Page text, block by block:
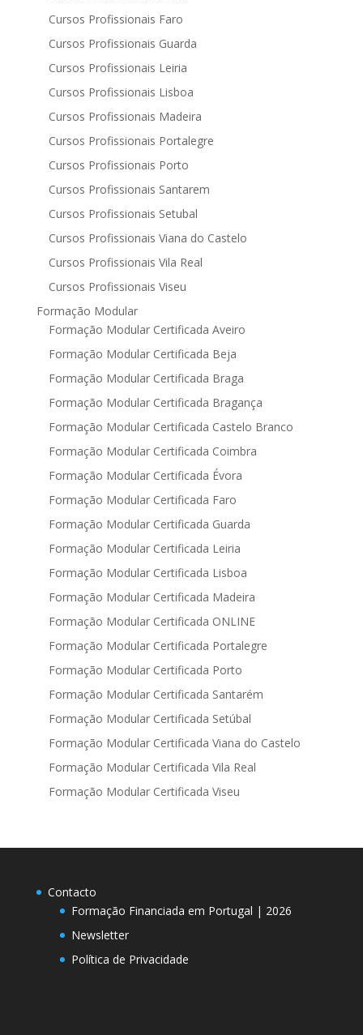
Cursos Profissionais Faro
Cursos Profissionais Guarda
Cursos Profissionais Leiria
Cursos Profissionais Lisboa
Cursos Profissionais Madeira
Cursos Profissionais Portalegre
Cursos Profissionais Porto
Cursos Profissionais Santarem
Cursos Profissionais Setubal
Cursos Profissionais Viana do Castelo
Cursos Profissionais Vila Real
Cursos Profissionais Viseu
Formação Modular
Formação Modular Certificada Aveiro
Formação Modular Certificada Beja
Formação Modular Certificada Braga
Formação Modular Certificada Bragança
Formação Modular Certificada Castelo Branco
Formação Modular Certificada Coimbra
Formação Modular Certificada Évora
Formação Modular Certificada Faro
Formação Modular Certificada Guarda
Formação Modular Certificada Leiria
Formação Modular Certificada Lisboa
Formação Modular Certificada Madeira
Formação Modular Certificada ONLINE
Formação Modular Certificada Portalegre
Formação Modular Certificada Porto
Formação Modular Certificada Santarém
Formação Modular Certificada Setúbal
Formação Modular Certificada Viana do Castelo
Formação Modular Certificada Vila Real
Formação Modular Certificada Viseu
Contacto
Formação Financiada em Portugal | 2026
Newsletter
Política de Privacidade